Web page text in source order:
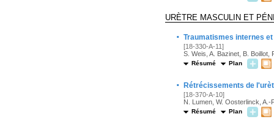
URÈTRE MASCULIN ET
· Traumatismes internes
[18-330-A-11]
S. Weis, A. Bazinet, B. Boillot,
Résumé Plan
· Rétrécissements de
[18-370-A-10]
N. Lumen, W. Oosterlinck, A.-
Résumé Plan